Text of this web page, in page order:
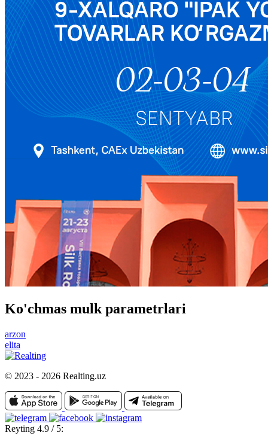
Ko'chmas mulk parametrlari
arzon
elita
© 2023 - 2026 Realting.uz
Reyting 4.9 / 5: